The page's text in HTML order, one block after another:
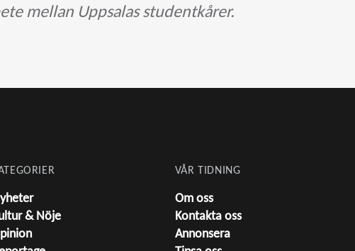
mellan Uppsalas studentkårer.
& Nöje
VÅR TIDNING
Om oss
Kontakta oss
Annonsera